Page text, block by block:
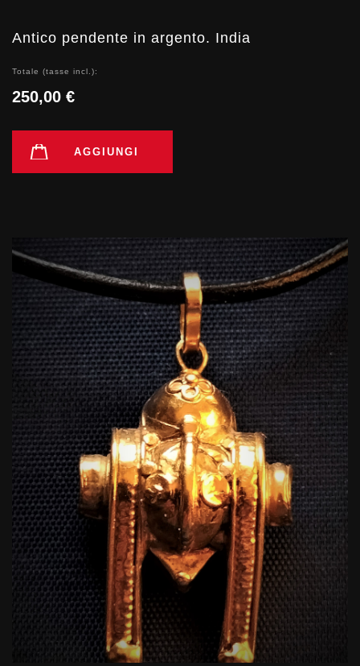
Antico pendente in argento. India
Totale (tasse incl.):
250,00 €
AGGIUNGI